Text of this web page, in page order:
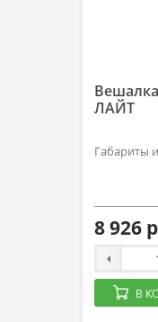
ЛАЙТ
Габариты
8 926
В